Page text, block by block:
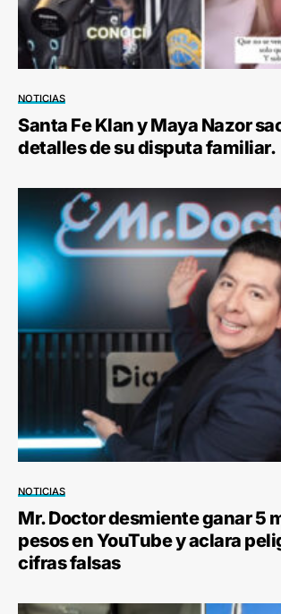
NOTICIAS
Santa Fe Klan y Maya Nazor
detalles de su disputa familiar.
NOTICIAS
Mr. Doctor desmiente ganar 5
pesos en YouTube y aclara
cifras falsas